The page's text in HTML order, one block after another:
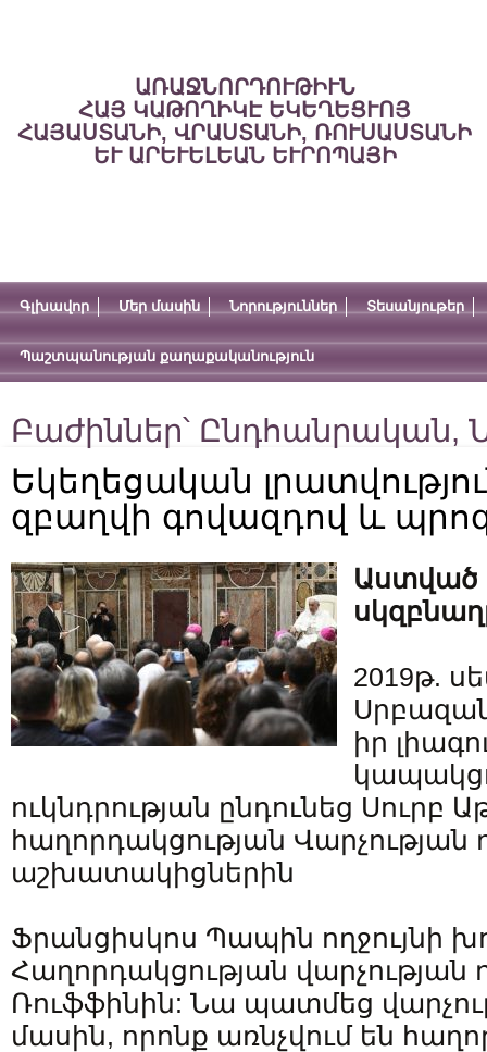
ԱՌԱՋՆՈՐԴՈՒԹԻՒՆ
ՀԱՅ ԿԱԹՈՂԻԿԷ ԵԿԵՂԵՑՒՈՅ
ՀԱՅԱՍՏԱՆԻ, ՎՐԱՍՏԱՆԻ, ՌՈՒՍԱՍՏԱՆԻ
ԵՒ ԱՐԵՒԵԼԵԱՆ ԵՒՐՈՊԱՅԻ
Գլխավոր Մեր մասին Նորություններ Տեսանյութեր
Պաշտպանության քաղաքականություն
Բաժիններ՝ Ընդհանրական,
Եկեղեցական
զբաղվի գովազդով և
Աստված
2019թ.
իր
ուկնդրության ընդունեց Սուրբ
հաղորդակցության Վարչության
աշխատակիցներին
Ֆրանցիսկոս Պապին ողջույնի
Հաղորդակցության վարչության
Ռուֆֆինին: Նա պատմեց
մասին, որոնք առնչվում են